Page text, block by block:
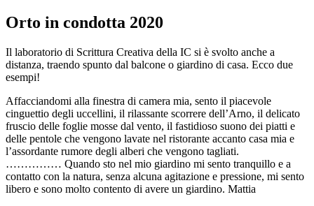
Orto in condotta 2020
Il laboratorio di Scrittura Creativa della IC si è svolto anche a
distanza, traendo spunto dal balcone o giardino di casa. Ecco due
esempi!
Affacciandomi alla finestra di camera mia, sento il piacevole
cinguettio degli uccellini, il rilassante scorrere dell’Arno, il delicato
fruscio delle foglie mosse dal vento, il fastidioso suono dei piatti e
delle pentole che vengono lavate nel ristorante accanto casa mia e
l’assordante rumore degli alberi che vengono tagliati.
…………… Quando sto nel mio giardino mi sento tranquillo e a
contatto con la natura, senza alcuna agitazione e pressione, mi sento
libero e sono molto contento di avere un giardino. Mattia